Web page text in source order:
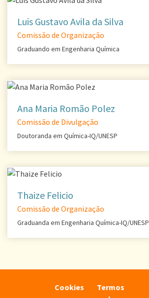
Luis Gustavo Avila da Silva
Comissão de Organização
Graduando em Engenharia Química
Ana Maria Romão Polez
Comissão de Divulgação
Doutoranda em Química-IQ/UNESP
Thaize Felicio
Comissão de Organização
Graduanda em Engenharia Química-IQ/UNESP
Cookies
Termos